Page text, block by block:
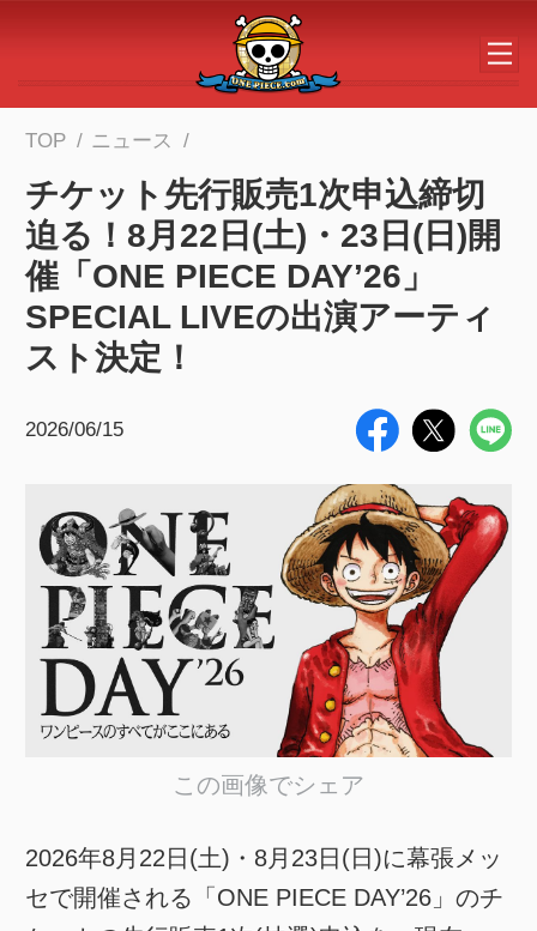
メインコンテンツへスキップする
TOP ニュース
チケット先行販売1次申込締切
迫る！8月22日(土)・23日(日)開
催「ONE PIECE DAY’26」
SPECIAL LIVEの出演アーティ
スト決定！
2026/06/15
この画像でシェア
2026年8月22日(土)・8月23日(日)に幕張メッ
セで開催される「ONE PIECE DAY’26」のチ